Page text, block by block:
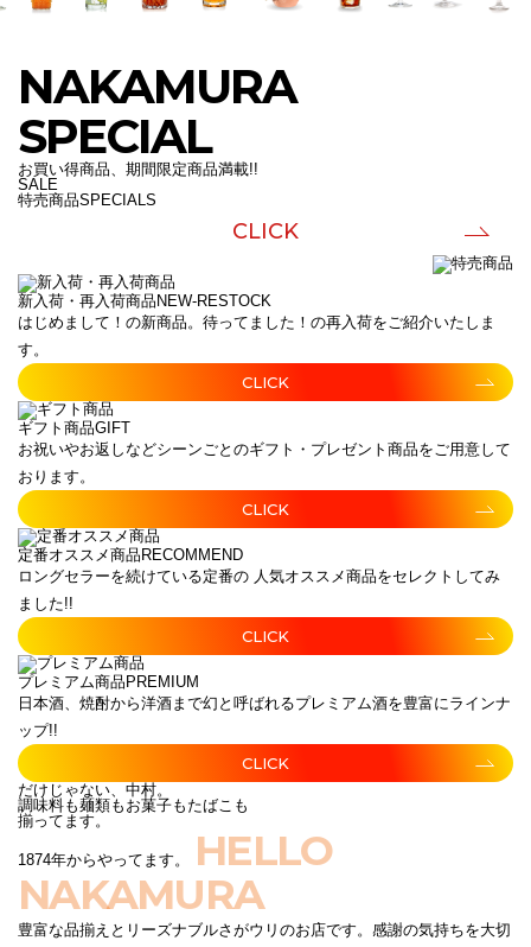
NAKAMURA
SPECIAL
お買い得商品、期間限定商品満載!!
SALE
特売商品SPECIALS
CLICK
新入荷・再入荷商品 NEW-RESTOCK
はじめまして！の新商品。待ってました！の再入荷をご紹介いたしま
す。
CLICK
ギフト商品GIFT
お祝いやお返しなどシーンごとのギフト・プレゼント商品をご用意して
おります。
CLICK
定番オススメ商品 RECOMMEND
ロングセラーを続けている定番の 人気オススメ商品をセレクトしてみ
ました!!
CLICK
プレミアム商品 PREMIUM
日本酒、焼酎から洋酒まで幻と呼ばれるプレミアム酒を豊富にラインナ
ップ!!
CLICK
だけじゃない、中村。
調味料も麺類もお菓子もたばこも
揃ってます。
1874年からやってます。
HELLO
NAKAMURA
豊富な品揃えとリーズナブルさがウリのお店です。感謝の気持ちを大切